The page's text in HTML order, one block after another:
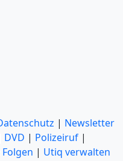
| Newsletter
DVD | Polizeiruf |
| Utiq verwalten